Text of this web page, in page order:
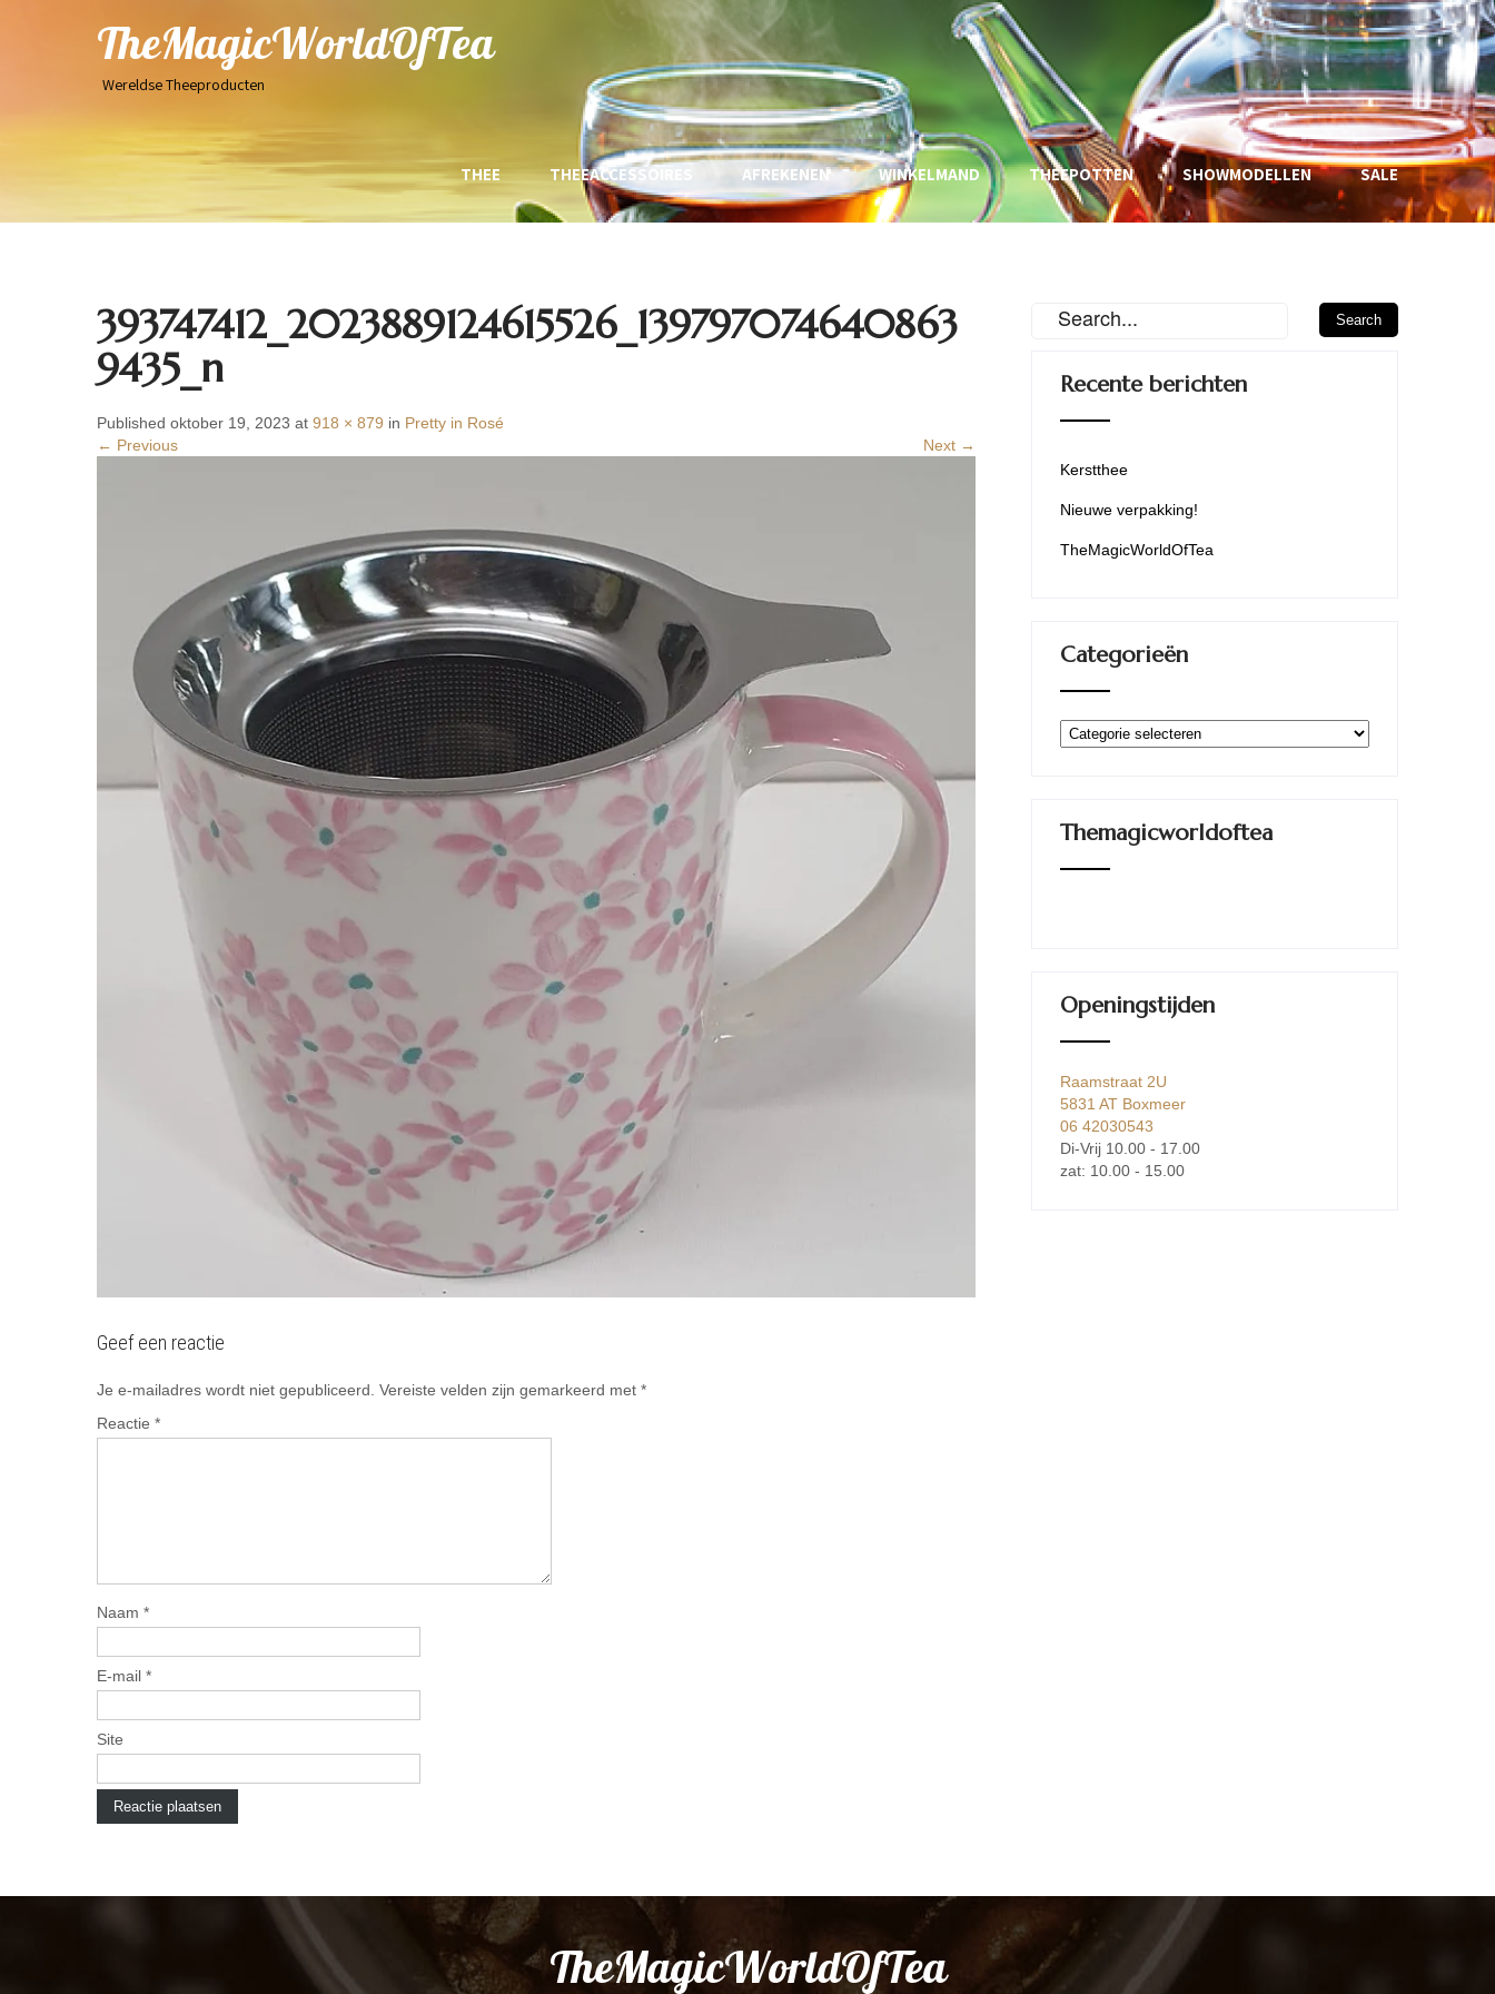
TheMagicWorldOfTea
Wereldse Theeproducten
THEE THEEACCESSOIRES AFREKENEN WINKELMAND THEEPOTTEN SHOWMODELLEN SALE
393747412_2023889124615526_139797074640863
9435_n
Published oktober 19, 2023 at 918 × 879 in Pretty in Rosé
← Previous
Next →
Geef een reactie
Je e-mailadres wordt niet gepubliceerd. Vereiste velden zijn gemarkeerd met *
Reactie *
Naam *
E-mail *
Site
Recente berichten
Kerstthee
Nieuwe verpakking!
TheMagicWorldOfTea
Categorieën
Categorieën
Themagicworldoftea
Openingstijden
Raamstraat 2U
5831 AT Boxmeer
06 42030543
Di-Vrij 10.00 - 17.00
zat: 10.00 - 15.00
TheMagicWorldOfTea